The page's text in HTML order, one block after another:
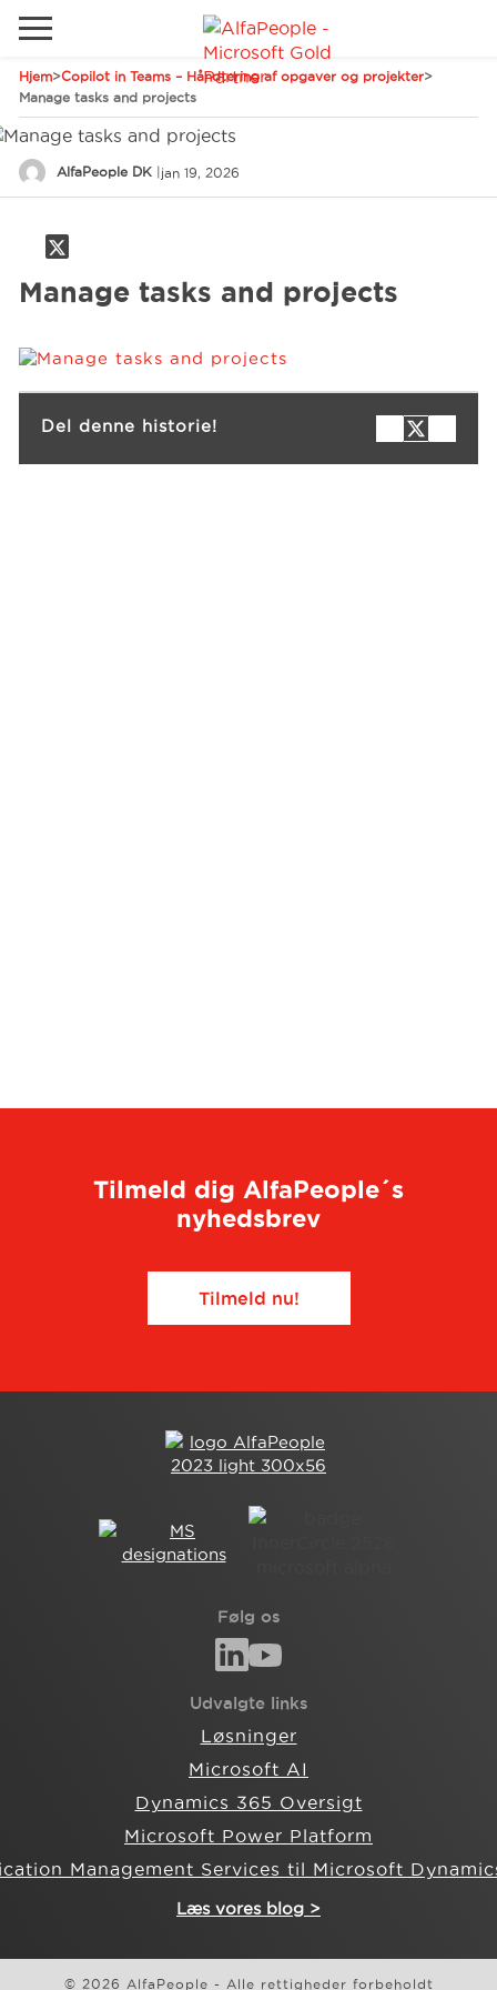
Hjem>Copilot in Teams – Håndtering af opgaver og projekter>
Manage tasks and projects
AlfaPeople DK | jan 19, 2026
Manage tasks and projects
Del denne historie!
Tilmeld dig AlfaPeople´s
nyhedsbrev
Tilmeld nu!​
Følg os
Udvalgte links
Løsninger
Microsoft AI
Dynamics 365 Oversigt
Microsoft Power Platform
Management Services til Microsoft
Læs vores blog >
© 2026 AlfaPeople - Alle rettigheder forbeholdt
Services
Ring
Gå til det lokale websted
Global
Canada